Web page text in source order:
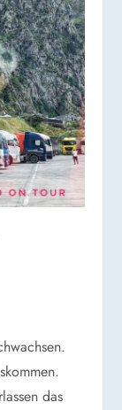
das